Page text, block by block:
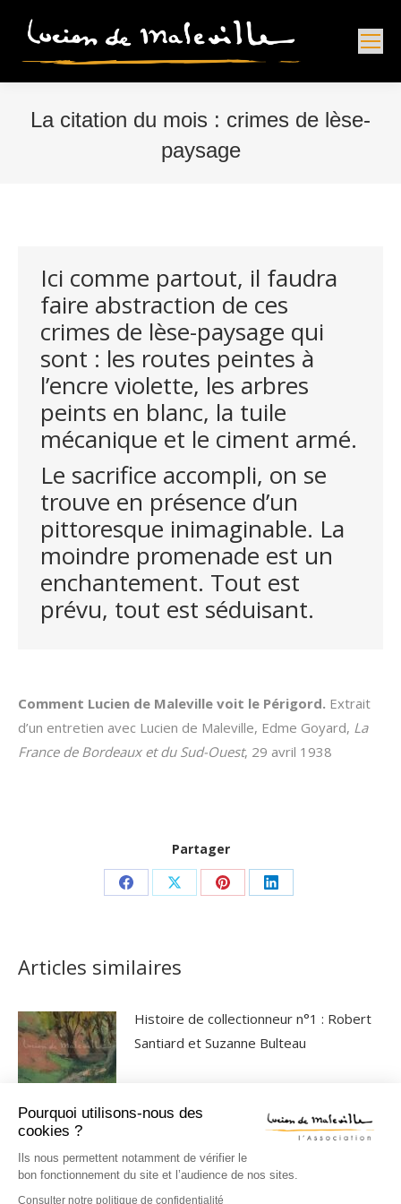
La citation du mois : crimes de lèse-
paysage
Ici comme partout, il faudra
faire abstraction de ces
crimes de lèse-paysage qui
sont : les routes peintes à
l’encre violette, les arbres
peints en blanc, la tuile
mécanique et le ciment armé.
Le sacrifice accompli, on se
trouve en présence d’un
pittoresque inimaginable. La
moindre promenade est un
enchantement. Tout est
prévu, tout est séduisant.
Comment Lucien de Maleville voit le Périgord. Extrait
d’un entretien avec Lucien de Maleville, Edme Goyard, La
France de Bordeaux et du Sud-Ouest, 29 avril 1938
Partager
PartagerPartagerPartagerPartager
Articles similaires
Histoire de collectionneur n°1 : Robert
Santiard et Suzanne Bulteau
Conférence projection du 13 juillet 2026
Pourquoi utilisons-nous des
cookies ?
Ils nous permettent notamment de vérifier le
bon fonctionnement du site et l’audience de nos sites.
Consulter notre politique de confidentialité